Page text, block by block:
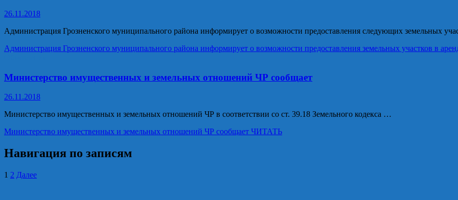
26.11.2018
Администрация Грозненского муниципального района информирует о возможности предоставления следующих земельных
Администрация Грозненского муниципального района информирует о возможности предоставления земельных участков в
Министерство имущественных и земельных отношений ЧР сообщает
26.11.2018
Министерство имущественных и земельных отношений ЧР в соответствии со ст. 39.18 Земельного кодекса …
Министерство имущественных и земельных отношений ЧР сообщает ЧИТАТЬ
Навигация по записям
1 2 Далее